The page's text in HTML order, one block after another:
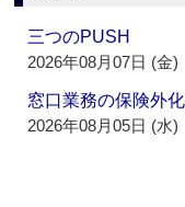
三つのPUSH
2026年08月07日 (金)
窓口業務の保険外
2026年08月05日 (水)